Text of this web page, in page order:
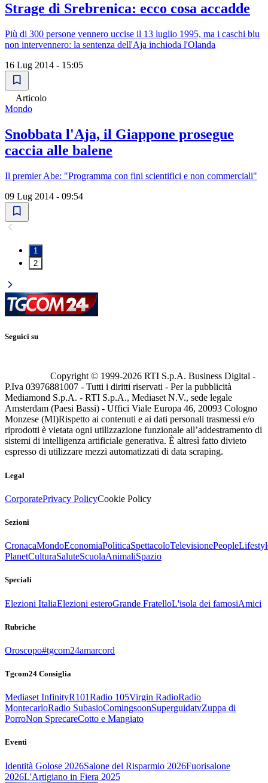
Strage di Srebrenica: ecco cosa accadde
Più di 300 persone vennero uccise il 13 luglio 1995, ma i caschi blu
non intervennero: la sentenza dell'Aja inchioda l'Olanda
16 Lug 2014 - 15:05
Articolo
Mondo
Snobbata l'Aja, il Giappone prosegue
caccia alle balene
Il premier Abe: "Programma con fini scientifici e non commerciali"
09 Lug 2014 - 09:54
1
2
Seguici su
Copyright © 1999-2026 RTI S.p.A. Business Digital -
P.Iva 03976881007 - Tutti i diritti riservati - Per la pubblicità
Mediamond S.p.A. - RTI S.p.A., Mediaset N.V., sede legale
Amsterdam (Paesi Bassi) - Uffici Viale Europa 46, 20093 Cologno
Monzese (MI)Rispetto ai contenuti e ai dati personali trasmessi e/o
riprodotti è vietata ogni utilizzazione funzionale all’addestramento di
sistemi di intelligenza artificiale generativa. È altresì fatto divieto
espresso di utilizzare mezzi automatizzati di data scraping.
Legal
CorporatePrivacy PolicyCookie Policy
Sezioni
CronacaMondoEconomiaPoliticaSpettacoloTelevisionePeople
PlanetCulturaSaluteScuolaAnimaliSpazio
Speciali
Elezioni ItaliaElezioni esteroGrande FratelloL'isola dei famosiAmici
Rubriche
Oroscopo#tgcom24amarcord
Tgcom24 Consiglia
Mediaset InfinityR101Radio 105Virgin RadioRadio
MontecarloRadio SubasioComingsoonSuperguidatvZuppa di
PorroNon SprecareCotto e Mangiato
Eventi
Identità Golose 2026Salone del Risparmio 2026Fuorisalone
2026L'Artigiano in Fiera 2025